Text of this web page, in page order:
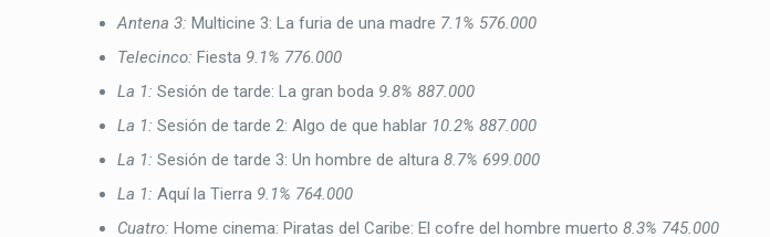
Antena 3: Multicine 3: La furia de una madre 7.1% 576.000
Telecinco: Fiesta 9.1% 776.000
La 1: Sesión de tarde: La gran boda 9.8% 887.000
La 1: Sesión de tarde 2: Algo de que hablar 10.2% 887.000
La 1: Sesión de tarde 3: Un hombre de altura8.7% 699.000
La 1: Aquí la Tierra 9.1% 764.000
Cuatro: Home cinema: Piratas del Caribe: El cofre del hombre muerto8.3% 745.000